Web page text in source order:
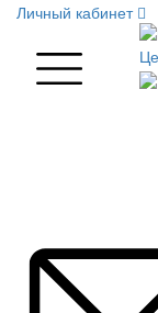
Личный кабинет